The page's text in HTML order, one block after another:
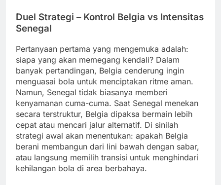
Duel Strategi – Kontrol Belgia vs Intensitas
Senegal
Pertanyaan pertama yang mengemuka adalah:
siapa yang akan memegang kendali? Dalam
banyak pertandingan, Belgia cenderung ingin
menguasai bola untuk menciptakan ritme aman.
Namun, Senegal tidak biasanya memberi
kenyamanan cuma-cuma. Saat Senegal menekan
secara terstruktur, Belgia dipaksa bermain lebih
cepat atau mencari jalur alternatif. Di sinilah
strategi awal akan menentukan: apakah Belgia
berani membangun dari lini bawah dengan sabar,
atau langsung memilih transisi untuk menghindari
kehilangan bola di area berbahaya.